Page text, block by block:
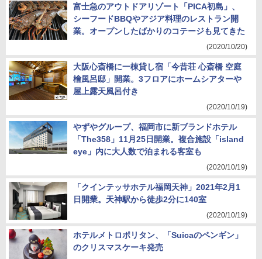
富士急のアウトドアリゾート「PICA初島」、
シーフードBBQやアジア料理のレストラン開
業。オープンしたばかりのコテージも見てきた
(2020/10/20)
大阪心斎橋に一棟貸し宿「今昔荘 心斎橋 空庭
檜風呂邸」開業。3フロアにホームシアターや
屋上露天風呂付き
(2020/10/19)
やずやグループ、福岡市に新ブランドホテル
「The358」11月25日開業。複合施設「island
eye」内に大人数で泊まれる客室も
(2020/10/19)
「クインテッサホテル福岡天神」2021年2月1
日開業。天神駅から徒歩2分に140室
(2020/10/19)
ホテルメトロポリタン、「Suicaのペンギン」
のクリスマスケーキ発売